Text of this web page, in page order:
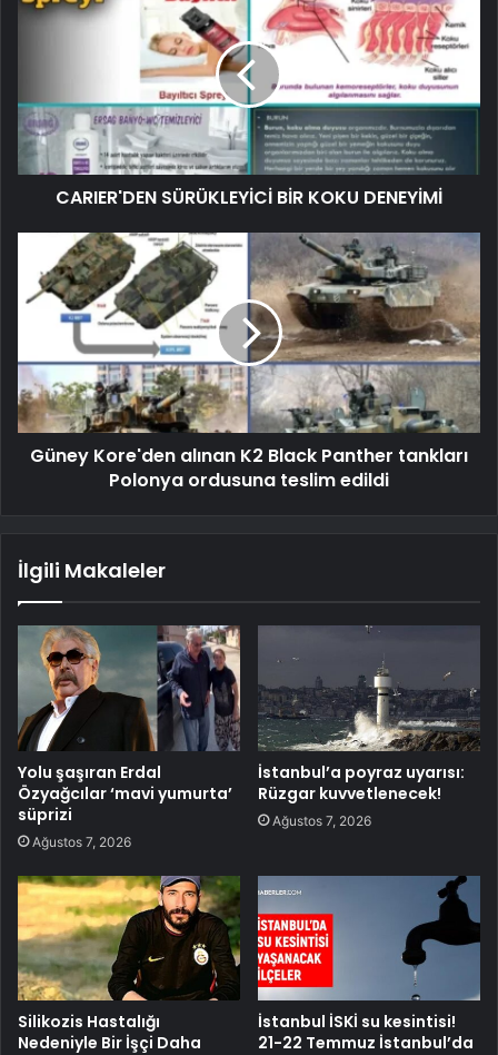
CARIER'DEN SÜRÜKLEYİCİ BİR KOKU DENEYİMİ
Güney Kore'den alınan K2 Black Panther tankları
Polonya ordusuna teslim edildi
İlgili Makaleler
Yolu şaşıran Erdal
Özyağcılar ‘mavi yumurta’
süprizi
Ağustos 7, 2026
İstanbul’a poyraz uyarısı:
Rüzgar kuvvetlenecek!
Ağustos 7, 2026
Silikozis Hastalığı
Nedeniyle Bir İşçi Daha
İstanbul İSKİ su kesintisi!
21-22 Temmuz İstanbul’da